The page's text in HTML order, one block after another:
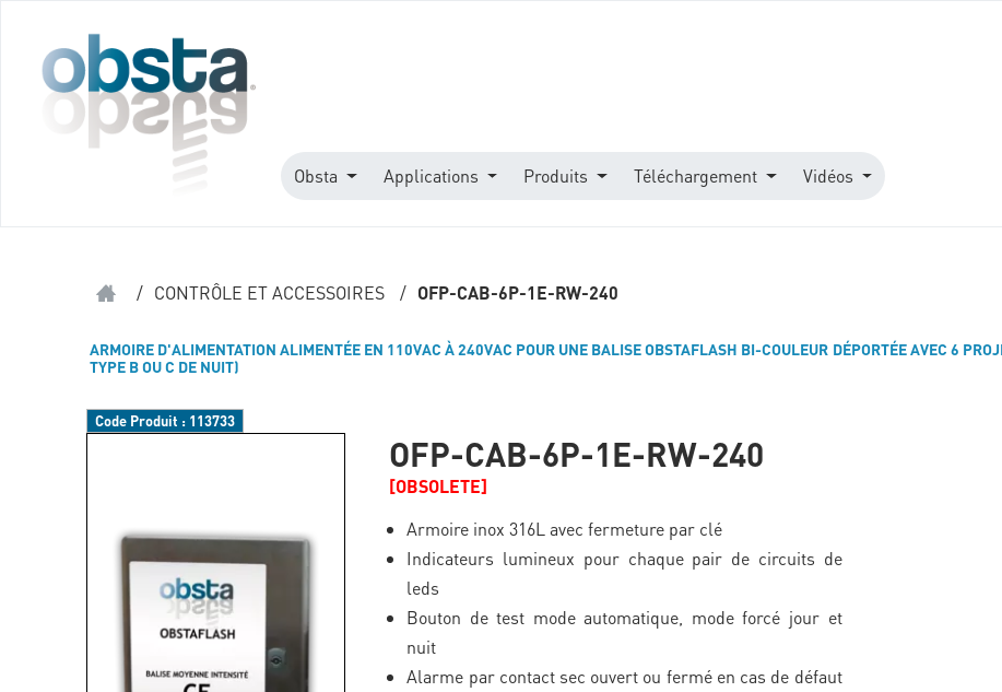
Obsta Applications Produits Téléchargement Vidéos
/ CONTRÔLE ET ACCESSOIRES / OFP-CAB-6P-1E-RW-240
ARMOIRE D'ALIMENTATION ALIMENTÉE EN 110VAC À 240VAC POUR UNE BALISE OBSTAFLASH BI-COULEUR DÉPORTÉE AVEC 6
TYPE B OU C DE NUIT)
Code Produit : 113733
OFP-CAB-6P-1E-RW-240
[OBSOLETE]
Armoire inox 316L avec fermeture par clé
Indicateurs lumineux pour chaque pair de circuits de
leds
Bouton de test mode automatique, mode forcé jour et
nuit
Alarme par contact sec ouvert ou fermé en cas de défaut